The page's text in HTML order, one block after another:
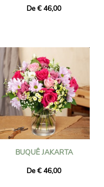
De € 46,00
BUQUÊ JAKARTA
De € 46,00